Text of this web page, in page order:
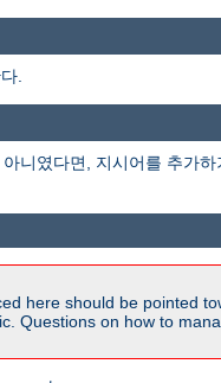
.
니였다면, 지시어를 추가
here should be pointed
Questions on how to